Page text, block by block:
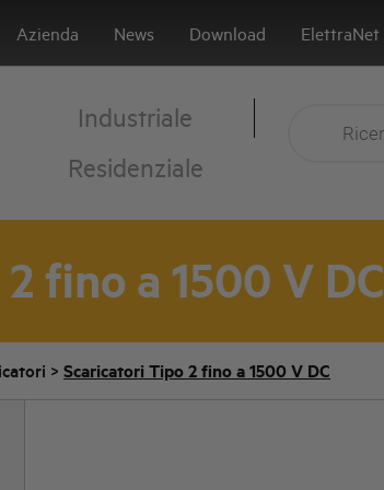
Azienda News Download ElettraNet
Industriale
Residenziale
fino a 1500 V DC
> Scaricatori Tipo 2 fino a 1500 V DC